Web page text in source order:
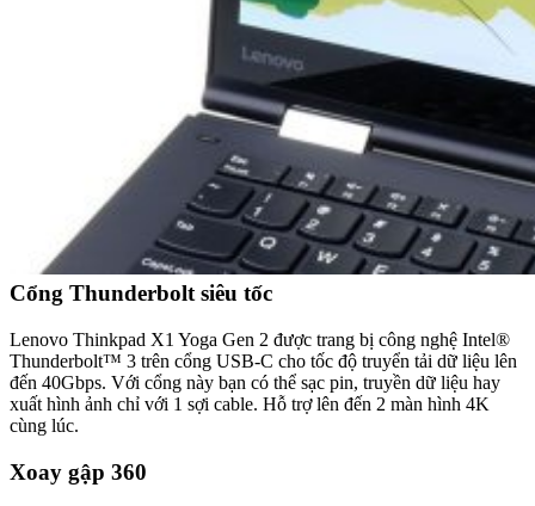
Cổng Thunderbolt siêu tốc
Lenovo Thinkpad X1 Yoga Gen 2 được trang bị công nghệ Intel®
Thunderbolt™ 3 trên cổng USB-C cho tốc độ truyển tải dữ liệu lên
đến 40Gbps. Với cổng này bạn có thể sạc pin, truyền dữ liệu hay
xuất hình ảnh chỉ với 1 sợi cable. Hỗ trợ lên đến 2 màn hình 4K
cùng lúc.
Xoay gập 360